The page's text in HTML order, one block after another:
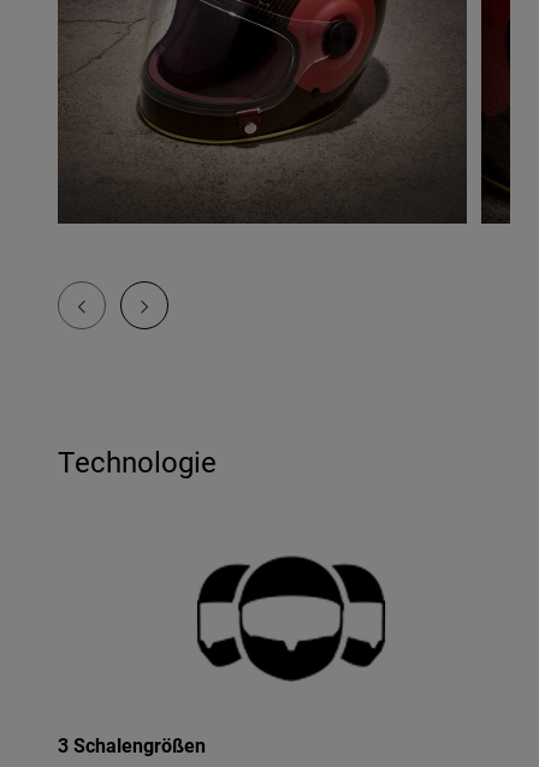
Technologie
3 Schalengrößen